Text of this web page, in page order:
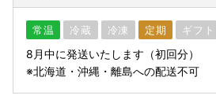
常温 冷蔵 冷凍 定期 ギフト
8月中に発送いたします（初回分）
※北海道・沖縄・離島への配送不可